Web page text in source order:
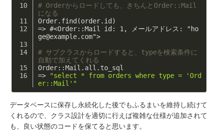
# Orderからロードしても、きちんとOrder::Mail
になる
Order.find(order.id)
=> #<Order::Mail id: 1, メールアドレス: "ho
ge@example.com">
# サブクラスからロードすると、typeを検索条件に
自動で加えてくれる
Order::Mail.all.to_sql
=>
"select * from orders where type = 'Ord
er::Mail'"
データベースに保存し永続化した後でもふるまいを維持し続けて
くれるので、クラス設計を適切に行えば複雑な仕様が追加されて
も、良い状態のコードを保てると思います。